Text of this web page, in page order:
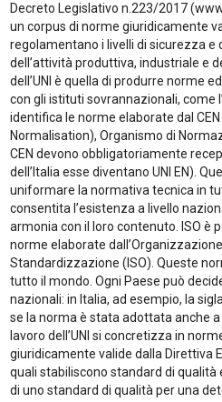
Decreto Legislativo n.223/2017
un corpus di norme giuridicamente
regolamentano i livelli di sicurezza e
dell’attività produttiva, industriale e
dell’UNI è quella di produrre norme
con gli istituti sovrannazionali, come
identifica le norme elaborate dal
Normalisation), Organismo di
CEN devono obbligatoriamente
dell’Italia esse diventano UNI EN).
uniformare la normativa tecnica in
consentita l’esistenza a livello
armonia con il loro contenuto. ISO è
norme elaborate
Standardizzazione (ISO). Queste
tutto il mondo. Ogni Paese può
nazionali: in Italia, ad esempio, la
se la norma è stata adottata anche a
lavoro dell’UNI si concretizza in
giuridicamente valide dalla Direttiva
quali stabiliscono standard di qualità
di uno standard di qualità per una